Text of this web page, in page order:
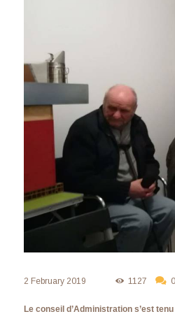
2 February 2019 1127 0
Le conseil d’Administration s’est